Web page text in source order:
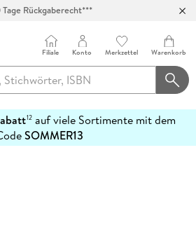
Tage Rückgaberecht***
Filiale Konto Merkzettel Warenkorb
12auf viele Sortimente mit dem
SOMMER13